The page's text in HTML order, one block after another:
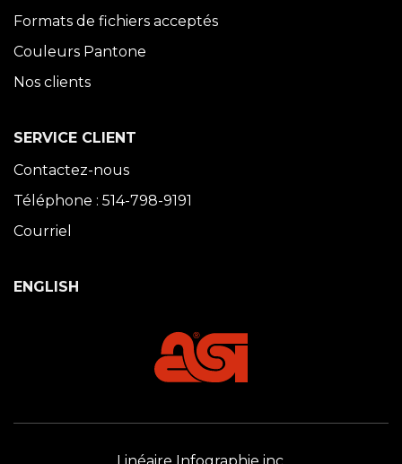
Formats de fichiers acceptés
Couleurs Pantone
Nos clients
SERVICE CLIENT
Contactez-nous
Téléphone : 514-798-9191
Courriel
ENGLISH